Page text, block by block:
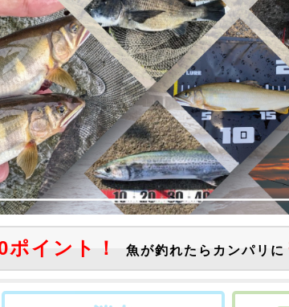
ポイント！ 魚が釣れたらカンパリに